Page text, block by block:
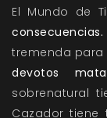
El Mundo de
consecuencias.
tremenda para
devotos
sobrenatural
Cazador